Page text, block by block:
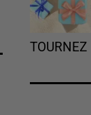
TOURNEZ